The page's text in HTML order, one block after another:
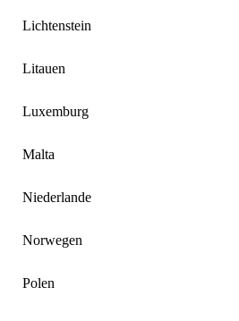
Lichtenstein
Litauen
Luxemburg
Malta
Niederlande
Norwegen
Polen